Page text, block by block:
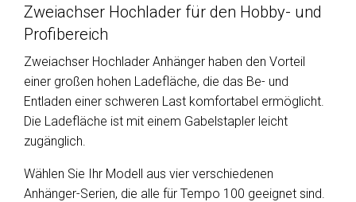
Zweiachser Hochlader für den Hobby- und
Profibereich
Zweiachser Hochlader Anhänger haben den Vorteil
einer großen hohen Ladefläche, die das Be- und
Entladen einer schweren Last komfortabel ermöglicht.
Die Ladefläche ist mit einem Gabelstapler leicht
zugänglich.
Wählen Sie Ihr Modell aus vier verschiedenen
Anhänger-Serien, die alle für Tempo 100 geeignet sind.